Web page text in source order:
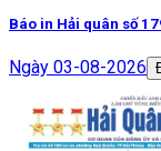
Báo in Hải quân số
Ngày 03-08-2026